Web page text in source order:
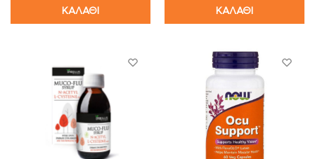
ΚΑΛΑΘΙ ΚΑΛΑΘΙ